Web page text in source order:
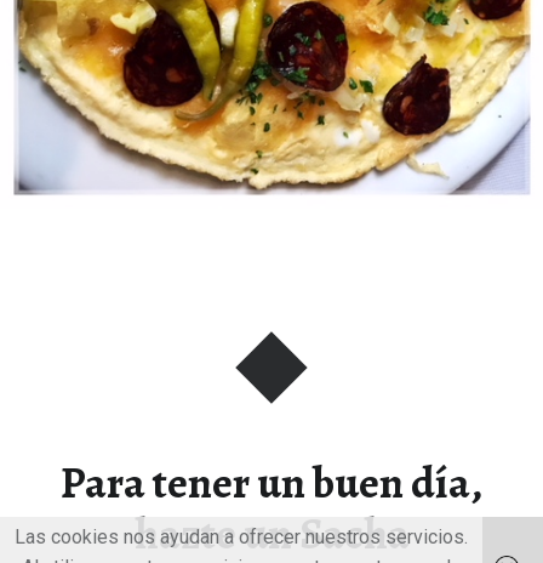
Para tener un buen día,
hazte un Sacha
Las cookies nos ayudan a ofrecer nuestros servicios.